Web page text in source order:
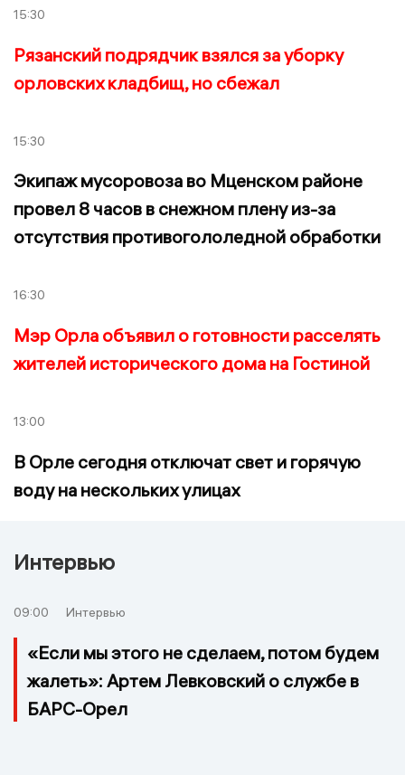
15:30
Рязанский подрядчик взялся за уборку
орловских кладбищ, но сбежал
15:30
Экипаж мусоровоза во Мценском районе
провел 8 часов в снежном плену из-за
отсутствия противогололедной обработки
16:30
Мэр Орла объявил о готовности расселять
жителей исторического дома на Гостиной
13:00
В Орле сегодня отключат свет и горячую
воду на нескольких улицах
Интервью
09:00 Интервью
«Если мы этого не сделаем, потом будем
жалеть»: Артем Левковский о службе в
БАРС-Орел